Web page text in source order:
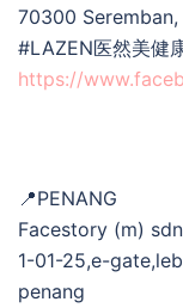
70300
#LAZEN医然美健
https://
📍PENANG
Facestory (m)
1-01-25,e-
penang